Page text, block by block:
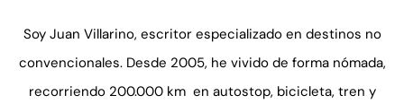
Soy Juan Villarino, escritor especializado en destinos no
convencionales. Desde 2005, he vivido de forma nómada,
recorriendo 200.000 km en autostop, bicicleta, tren y